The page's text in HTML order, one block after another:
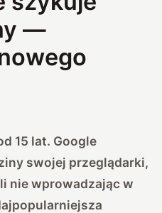
—
15 lat. Google
swojej przeglądarki,
nie wprowadzając w